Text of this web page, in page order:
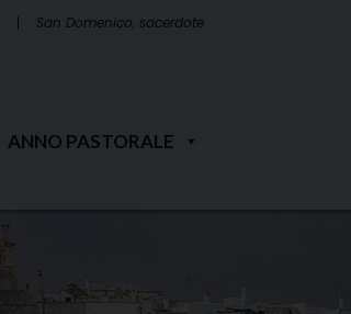
San Domenico, sacerdote
ANNO PASTORALE